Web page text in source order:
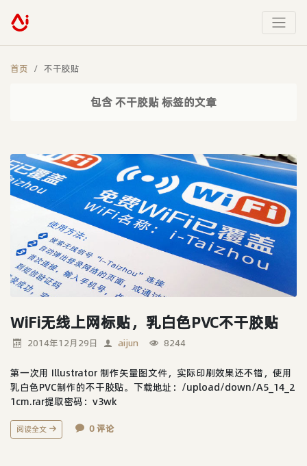
首页 不干胶贴
包含 不干胶贴 标签的文章
WiFi无线上网标贴，乳白色PVC不干胶贴
2014年12月29日 aijun 8244
第一次用 Illustrator 制作矢量图文件，实际印刷效果还不错，使用
乳白色PVC制作的不干胶贴。下载地址：/upload/down/A5_14_2
1cm.rar提取密码：v3wk
阅读全文 0 评论